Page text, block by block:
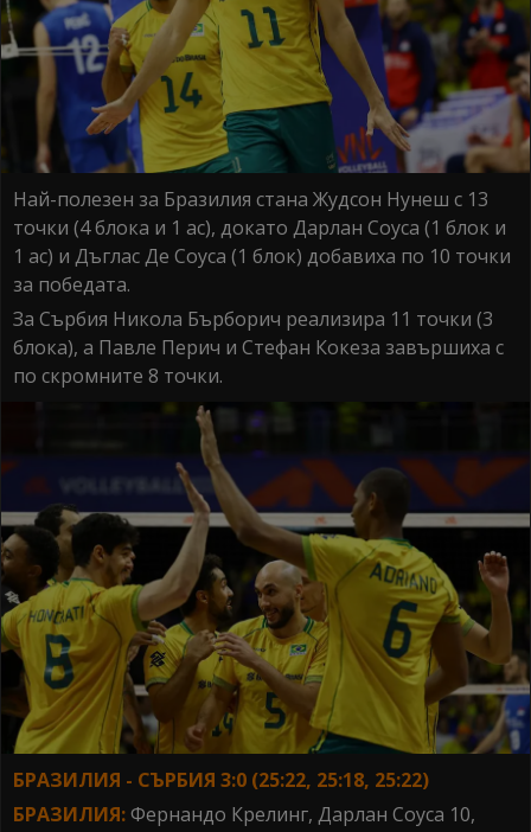
Най-полезен за Бразилия стана Жудсон Нунеш с 13
точки (4 блока и 1 ас), докато Дарлан Соуса (1 блок и
1 ас) и Дъглас Де Соуса (1 блок) добавиха по 10 точки
за победата.
За Сърбия Никола Бърборич реализира 11 точки (3
блока), а Павле Перич и Стефан Кокеза завършиха с
по скромните 8 точки.
БРАЗИЛИЯ - СЪРБИЯ 3:0 (25:22, 25:18, 25:22)
БРАЗИЛИЯ:Фернандо Крелинг, Дарлан Соуса 10,